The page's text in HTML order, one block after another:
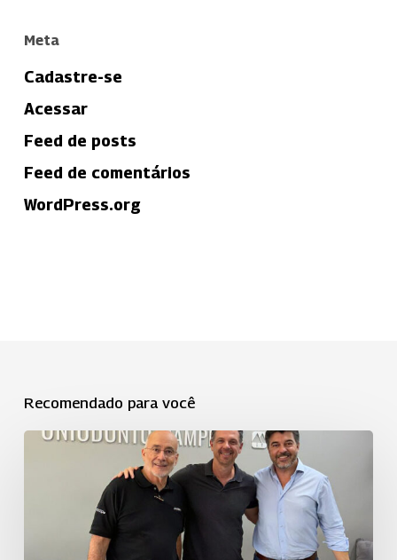
Meta
Cadastre-se
Acessar
Feed de posts
Feed de comentários
WordPress.org
Recomendado para você
Uniodonto
cooperação